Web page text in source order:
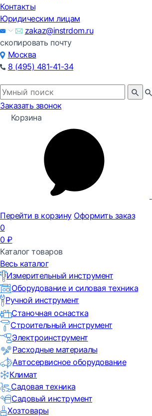
Контакты
Юридическим лицам
zakaz@instrdom.ru
скопировать почту
Москва
8 (495) 481-41-34
Заказать звонок
Корзина
Перейти в корзину Оформить заказ
0
0 ₽
Каталог товаров
Весь каталог
Измерительный инструмент
Оборудование и силовая техника
Ручной инструмент
Станочная оснастка
Строительный инструмент
Электроинструмент
Расходные материалы
Автосервисное оборудование
Климат
Садовая техника
Садовый инструмент
Хозтовары